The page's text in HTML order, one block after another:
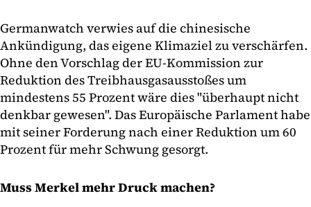
Germanwatch verwies auf die chinesische
Ankündigung, das eigene Klimaziel zu verschärfen.
Ohne den Vorschlag der EU-Kommission zur
Reduktion des Treibhausgasausstoßes um
mindestens 55 Prozent wäre dies "überhaupt nicht
denkbar gewesen". Das Europäische Parlament habe
mit seiner Forderung nach einer Reduktion um 60
Prozent für mehr Schwung gesorgt.
Muss Merkel mehr Druck machen?